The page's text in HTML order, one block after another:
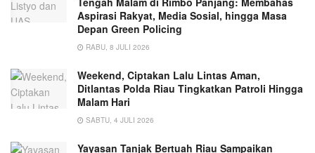
Aspirasi Rakyat, Media Sosial, hingga Masa
Depan Green Policing
RABU, 8 JULI 2026
Weekend, Ciptakan Lalu Lintas Aman,
Ditlantas Polda Riau Tingkatkan Patroli Hingga
Malam Hari
SABTU, 4 JULI 2026
Yayasan Tanjak Bertuah Riau Sampaikan